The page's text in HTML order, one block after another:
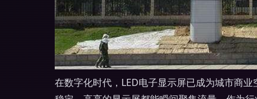
在数字化时代，LED电子显示屏已成为城市商